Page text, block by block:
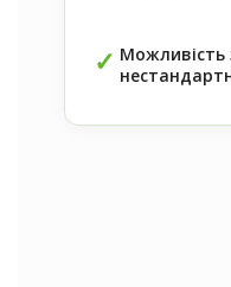
Можливість